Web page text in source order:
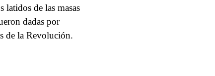
latidos de las masas
dadas por
de la Revolución.